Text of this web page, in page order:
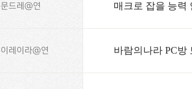
문드레@연 매크로 잡을 능력
이레이라@연 바람의나라 PC방